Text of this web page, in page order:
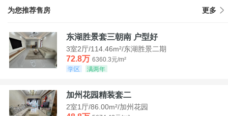
为您推荐售房 更多
东湖胜景套三朝南 户型好
3室2厅/114.46m²/东湖胜景二期
72.8万 6360.3元/m²
学区
满两年
加州花园精装套二
2室1厅/86.00m²/加州花园